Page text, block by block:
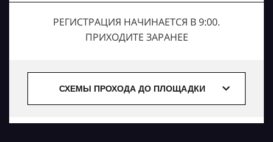
РЕГИСТРАЦИЯ НАЧИНАЕТСЯ В 9:00.
ПРИХОДИТЕ ЗАРАНЕЕ
СХЕМЫ ПРОХОДА ДО ПЛОЩАДКИ